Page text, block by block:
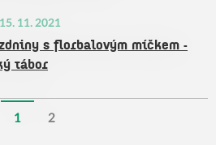
11. 2021
s florbalovým míčkem -
tábor
1 2